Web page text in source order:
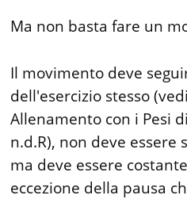
Ma non basta fare un
Il movimento deve
dell'esercizio stesso
Allenamento con i Pesi
n.d.R), non deve essere
ma deve essere
eccezione della pausa